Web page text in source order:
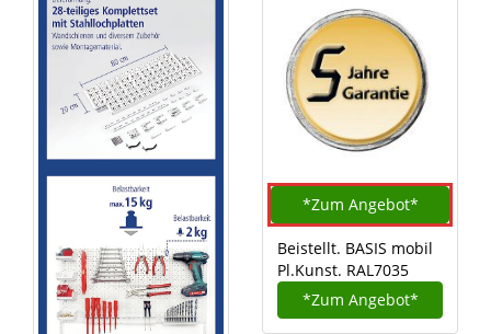
*Zum Angebot*
Beistellt. BASIS mobil
Pl.Kunst. RAL7035
*Zum Angebot*